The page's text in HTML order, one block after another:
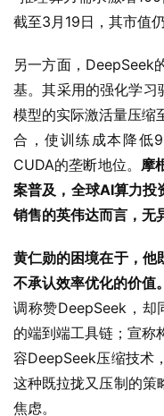
截至3月19日，其市值
另一方面，DeepSeek
基。其采用的强化学
模型的实际激活量压缩
合，使训练成本降低
CUDA的垄断地位。 摩
案普及，全球AI算力
销售的英伟达而言，无
黄仁勋的困境在于，他
不承认效率优化的价值。
调称赞DeepSeek，却
的端到端工具链；宣称
容DeepSeek压缩技术
这种既拉拢又压制的策
焦虑。